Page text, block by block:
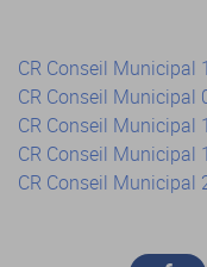
CR Conseil Municipal
CR Conseil Municipal
CR Conseil Municipal
CR Conseil Municipal
CR Conseil Municipal